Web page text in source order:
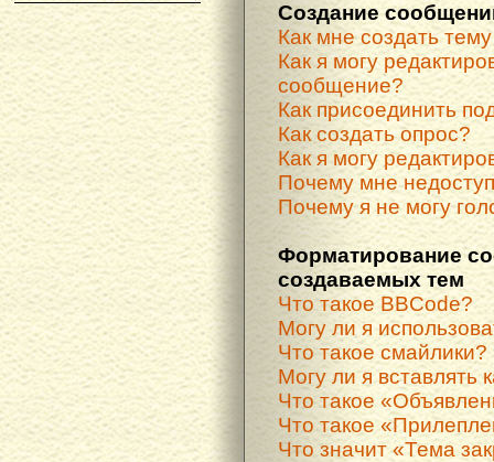
Создание
Как мне создать
Как я могу
сообщение?
Как присоединить
Как создать опрос?
Как я могу
Почему мне
Почему я не могу
Форматирование
создаваемых тем
Что такое BBCode?
Могу ли я
Что такое смайлики?
Могу ли я вставлять
Что такое
Что такое
Что значит «Тема